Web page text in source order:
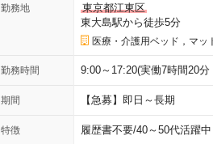
勤務地
東京都江東区
東大島駅から徒歩5分
医療・介護用ベッド，マッ
勤務時間 9:00～17:20(実働7時間20
期間 【急募】即日～長期
特徴 履歴書不要/40～50代活躍中